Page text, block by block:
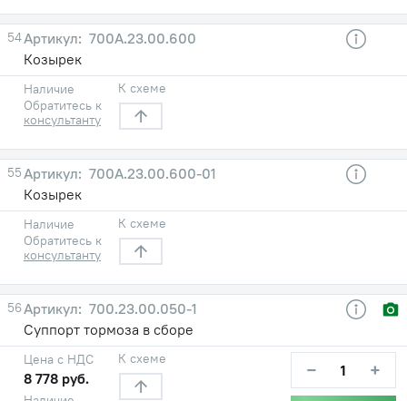
54
700А.23.00.600
Козырек
Наличие
Обратитесь к
консультанту
К схеме
55
700А.23.00.600-01
Козырек
Наличие
Обратитесь к
консультанту
К схеме
56
700.23.00.050-1
Суппорт тормоза в сборе
Цена с НДС
8 778 руб.
К схеме − +